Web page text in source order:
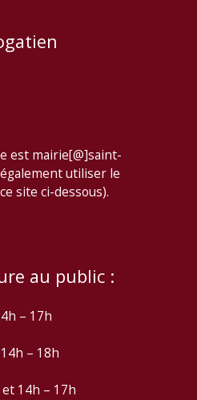
est mairie[@]saint-
utiliser le
site ci-dessous).
au public :
– 17h
– 18h
14h – 17h